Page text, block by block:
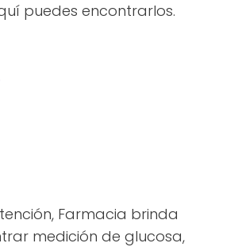
puedes encontrarlos.
Farmacia brinda
medición de glucosa,